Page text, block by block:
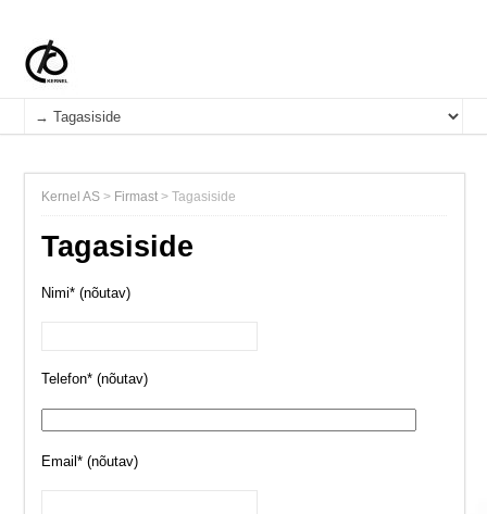
Kernel AS > Firmast >Tagasiside
Tagasiside
Nimi* (nõutav)
Telefon* (nõutav)
Email* (nõutav)